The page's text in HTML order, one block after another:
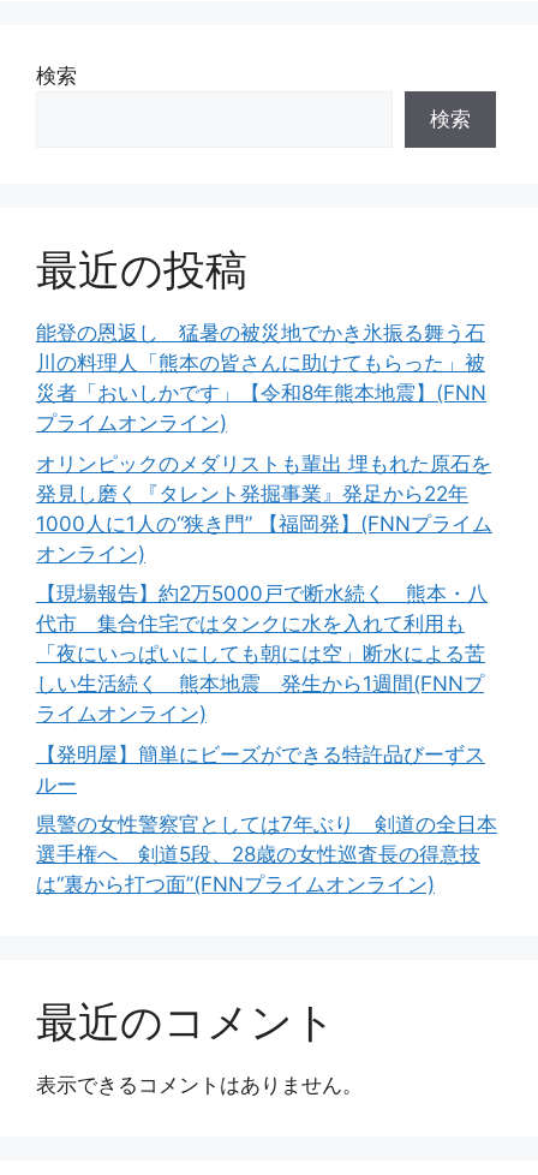
検索
検索
最近の投稿
能登の恩返し 猛暑の被災地でかき氷振る舞う石
川の料理人「熊本の皆さんに助けてもらった」被
災者「おいしかです」【令和8年熊本地震】(FNN
プライムオンライン)
オリンピックのメダリストも輩出 埋もれた原石を
発見し磨く『タレント発掘事業』発足から22年
1000人に1人の“狭き門” 【福岡発】(FNNプライム
オンライン)
【現場報告】約2万5000戸で断水続く 熊本・八
代市 集合住宅ではタンクに水を入れて利用も
「夜にいっぱいにしても朝には空」断水による苦
しい生活続く 熊本地震 発生から1週間(FNNプ
ライムオンライン)
【発明屋】簡単にビーズができる特許品びーずス
ルー
県警の女性警察官としては7年ぶり 剣道の全日本
選手権へ 剣道5段、28歳の女性巡査長の得意技
は“裏から打つ面”(FNNプライムオンライン)
最近のコメント
表示できるコメントはありません。